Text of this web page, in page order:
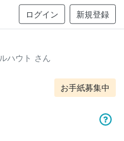
ログイン 新規登録
ハウト さん
お手紙募集中